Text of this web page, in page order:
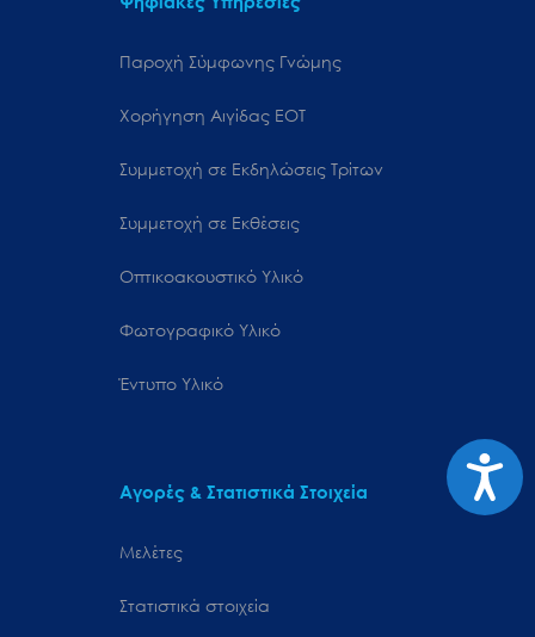
Παροχή Σύμφωνης Γνώμης
Χορήγηση Αιγίδας ΕΟΤ
Συμμετοχή σε Εκδηλώσεις Τρίτων
Συμμετοχή σε Εκθέσεις
Οπτικοακουστικό Υλικό
Φωτογραφικό Υλικό
Έντυπο Υλικό
Αγορές & Στατιστικά Στοιχεία
Μελέτες
Στατιστικά στοιχεία